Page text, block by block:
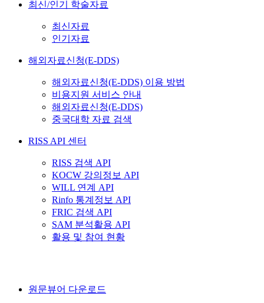
최신/인기 학술자료
최신자료
인기자료
해외자료신청(E-DDS)
해외자료신청(E-DDS) 이용 방법
비용지원 서비스 안내
해외자료신청(E-DDS)
중국대학 자료 검색
RISS API 센터
RISS 검색 API
KOCW 강의정보 API
WILL 연계 API
Rinfo 통계정보 API
FRIC 검색 API
SAM 분석활용 API
활용 및 참여 현황
원문뷰어 다운로드